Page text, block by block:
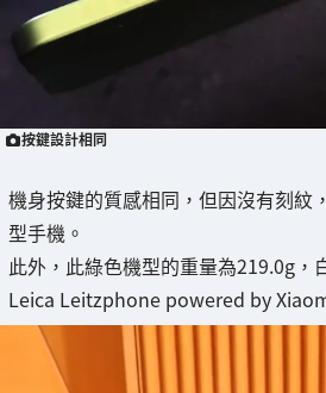
按鍵設計相同
機身按鍵的質感相同，但因沒有刻紋
型手機。
此外，此綠色機型的重量為219.0g，
Leica Leitzphone powered by